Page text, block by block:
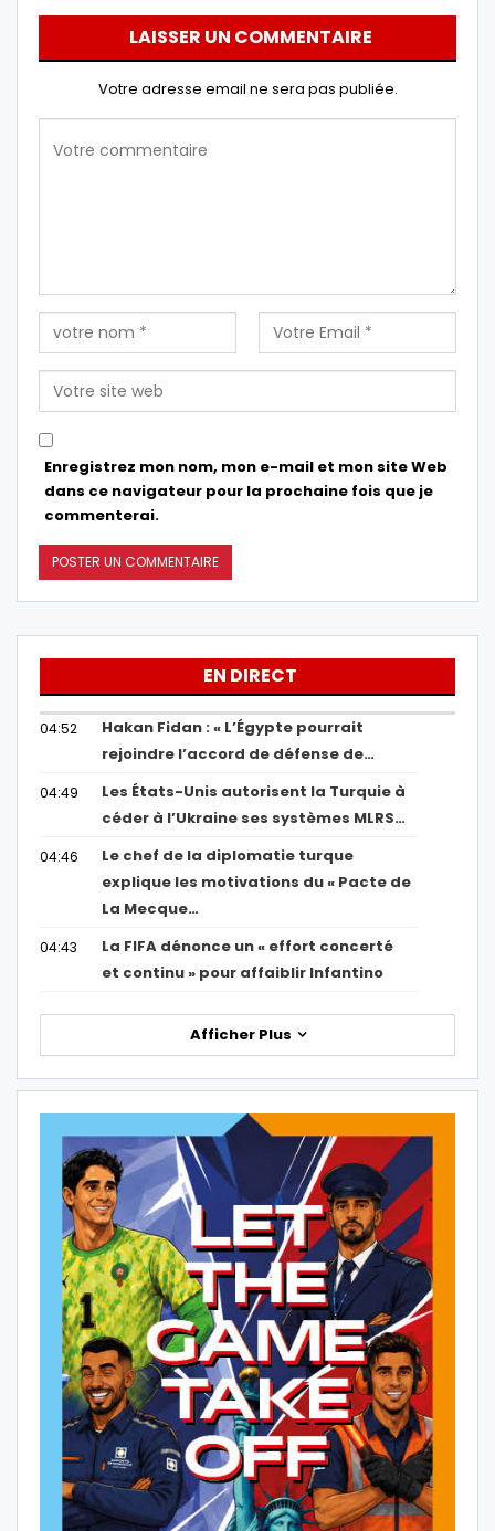
LAISSER UN COMMENTAIRE
Votre adresse email ne sera pas publiée.
Enregistrez mon nom, mon e-mail et mon site Web
dans ce navigateur pour la prochaine fois que je
commenterai.
EN DIRECT
04:52
Hakan Fidan : « L’Égypte pourrait
rejoindre l’accord de défense de…
04:49
Les États-Unis autorisent la Turquie à
céder à l’Ukraine ses systèmes MLRS…
04:46
Le chef de la diplomatie turque
explique les motivations du « Pacte de
La Mecque…
04:43
La FIFA dénonce un « effort concerté
et continu » pour affaiblir Infantino
Afficher Plus